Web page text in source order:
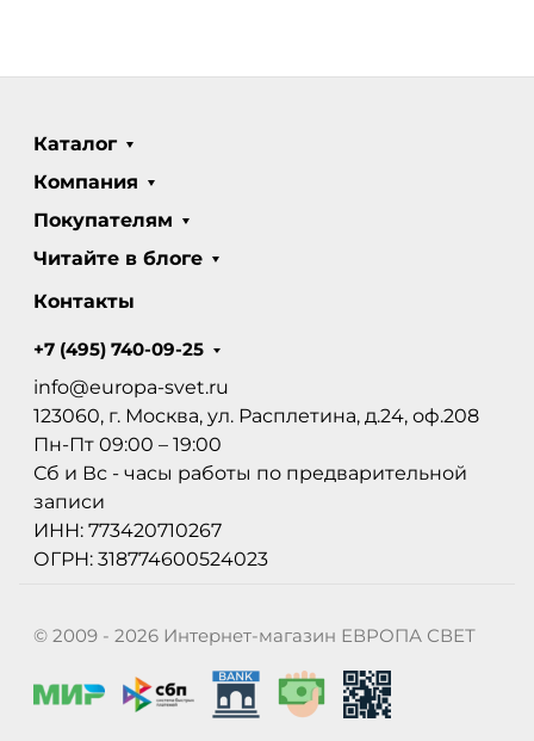
Каталог
Компания
Покупателям
Читайте в блоге
Контакты
+7 (495) 740-09-25
info@europa-svet.ru
123060, г. Москва, ул. Расплетина, д.24, оф.208
Пн-Пт 09:00 – 19:00
Сб и Вс - часы работы по предварительной
записи
ИНН: 773420710267
ОГРН: 318774600524023
© 2009 - 2026 Интернет-магазин ЕВРОПА СВЕТ